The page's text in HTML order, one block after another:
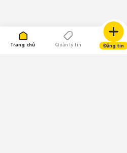
Trang chủ Quản lý tin Đăng tin